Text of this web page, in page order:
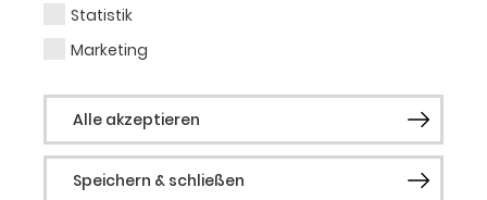
Statistik
Marketing
Alle akzeptieren
Speichern & schließen